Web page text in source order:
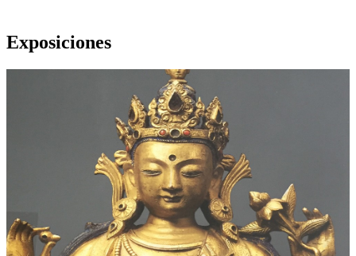
Exposiciones